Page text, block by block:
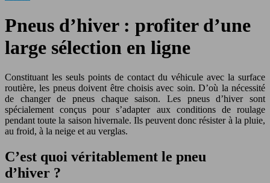
Pneus d’hiver : profiter d’une
large sélection en ligne
Constituant les seuls points de contact du véhicule avec la surface
routière, les pneus doivent être choisis avec soin. D’où la nécessité
de changer de pneus chaque saison. Les pneus d’hiver sont
spécialement conçus pour s’adapter aux conditions de roulage
pendant toute la saison hivernale. Ils peuvent donc résister à la pluie,
au froid, à la neige et au verglas.
C’est quoi véritablement le pneu
d’hiver ?